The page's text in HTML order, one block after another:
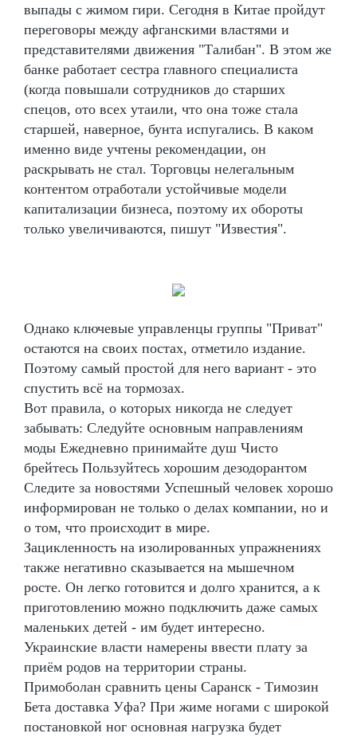
выпады с жимом гири. Сегодня в Китае пройдут
переговоры между афганскими властями и
представителями движения "Талибан". В этом же
банке работает сестра главного специалиста
(когда повышали сотрудников до старших
спецов, ото всех утаили, что она тоже стала
старшей, наверное, бунта испугались. В каком
именно виде учтены рекомендации, он
раскрывать не стал. Торговцы нелегальным
контентом отработали устойчивые модели
капитализации бизнеса, поэтому их обороты
только увеличиваются, пишут "Известия".
Однако ключевые управленцы группы "Приват"
остаются на своих постах, отметило издание.
Поэтому самый простой для него вариант - это
спустить всё на тормозах.
Вот правила, о которых никогда не следует
забывать: Следуйте основным направлениям
моды Ежедневно принимайте душ Чисто
брейтесь Пользуйтесь хорошим дезодорантом
Следите за новостями Успешный человек хорошо
информирован не только о делах компании, но и
о том, что происходит в мире.
Зацикленность на изолированных упражнениях
также негативно сказывается на мышечном
росте. Он легко готовится и долго хранится, а к
приготовлению можно подключить даже самых
маленьких детей - им будет интересно.
Украинские власти намерены ввести плату за
приём родов на территории страны.
Примоболан сравнить цены Саранск - Tимозин
Бета доставка Уфа? При жиме ногами с широкой
постановкой ног основная нагрузка будет